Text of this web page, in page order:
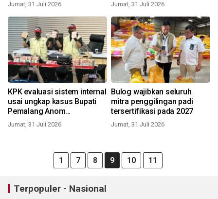
Jumat, 31 Juli 2026 Jumat, 31 Juli 2026
KPK evaluasi sistem internal
usai ungkap kasus Bupati
Pemalang Anom
Widiyantoro
Jumat, 31 Juli 2026
Bulog wajibkan seluruh
mitra penggilingan padi
tersertifikasi pada 2027
Jumat, 31 Juli 2026
1 7 8 9 10 11
Terpopuler - Nasional